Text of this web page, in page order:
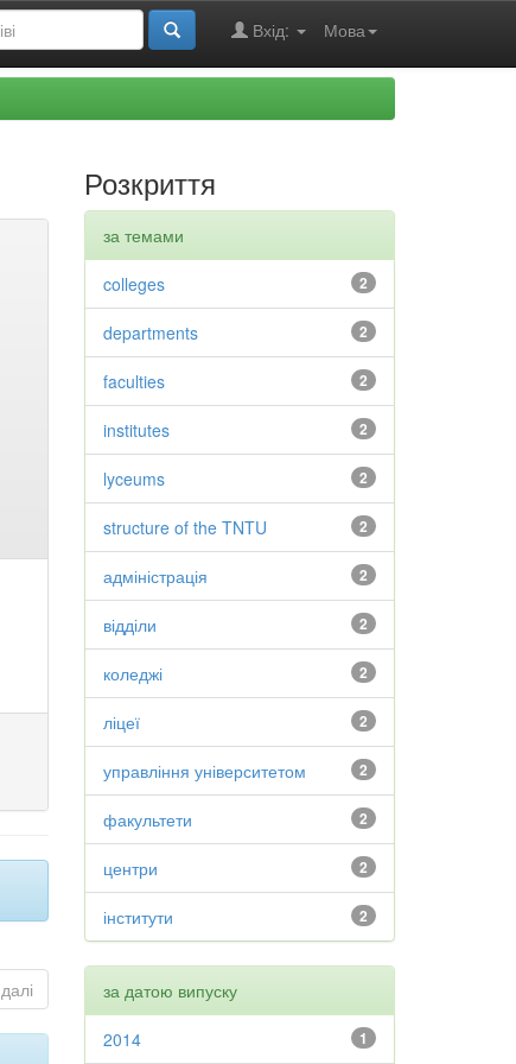
Мова
Вхід:
далі
Розкриття
за темами
2
colleges
2
departments
2
faculties
2
institutes
2
lyceums
2
structure of the TNTU
2
адміністрація
2
відділи
2
коледжі
2
ліцеї
2
управління університетом
2
факультети
2
центри
2
інститути
за датою випуску
1
2014